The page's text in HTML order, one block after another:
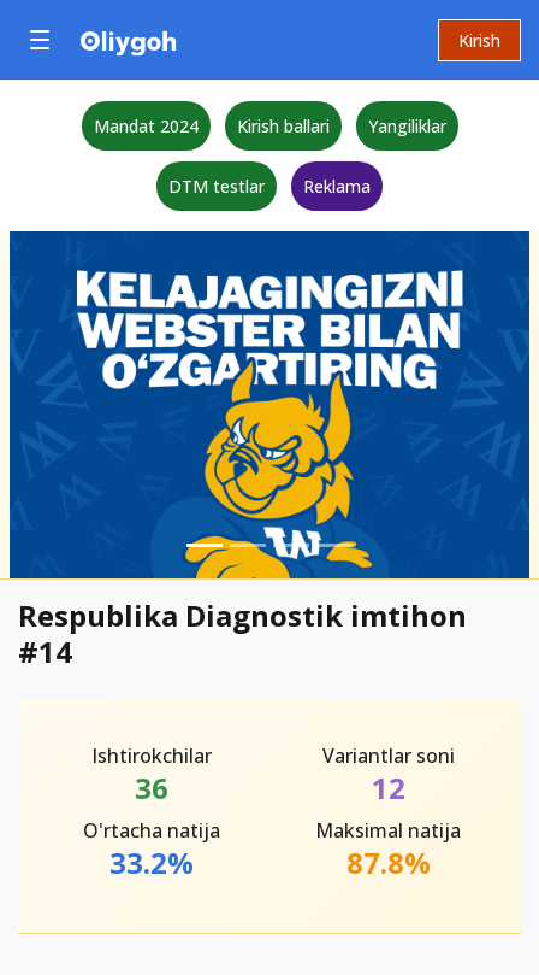
Kirish
Mandat 2024 Kirish ballari Yangiliklar
DTM testlar Reklama
Respublika Diagnostik imtihon
#14
Ishtirokchilar
36
Variantlar soni
12
O'rtacha natija
33.2%
Maksimal natija
87.8%